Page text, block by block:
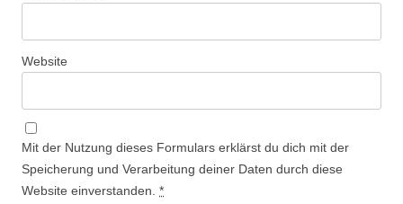
Website
Mit der Nutzung dieses Formulars erklärst du dich mit der
Speicherung und Verarbeitung deiner Daten durch diese
Website einverstanden. *